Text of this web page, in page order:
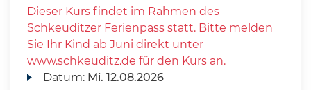
Dieser Kurs findet im Rahmen des
Schkeuditzer Ferienpass statt. Bitte melden
Sie Ihr Kind ab Juni direkt unter
www.schkeuditz.de für den Kurs an.
Datum: Mi. 12.08.2026